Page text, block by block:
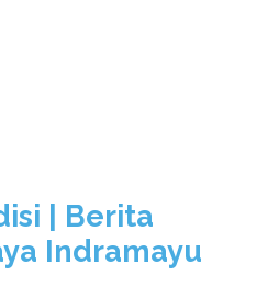
| Berita
Indramayu